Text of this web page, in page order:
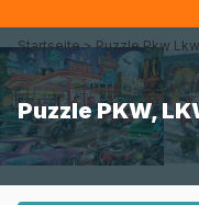
Startseite >Puzzle Pkw
Puzzle PKW,